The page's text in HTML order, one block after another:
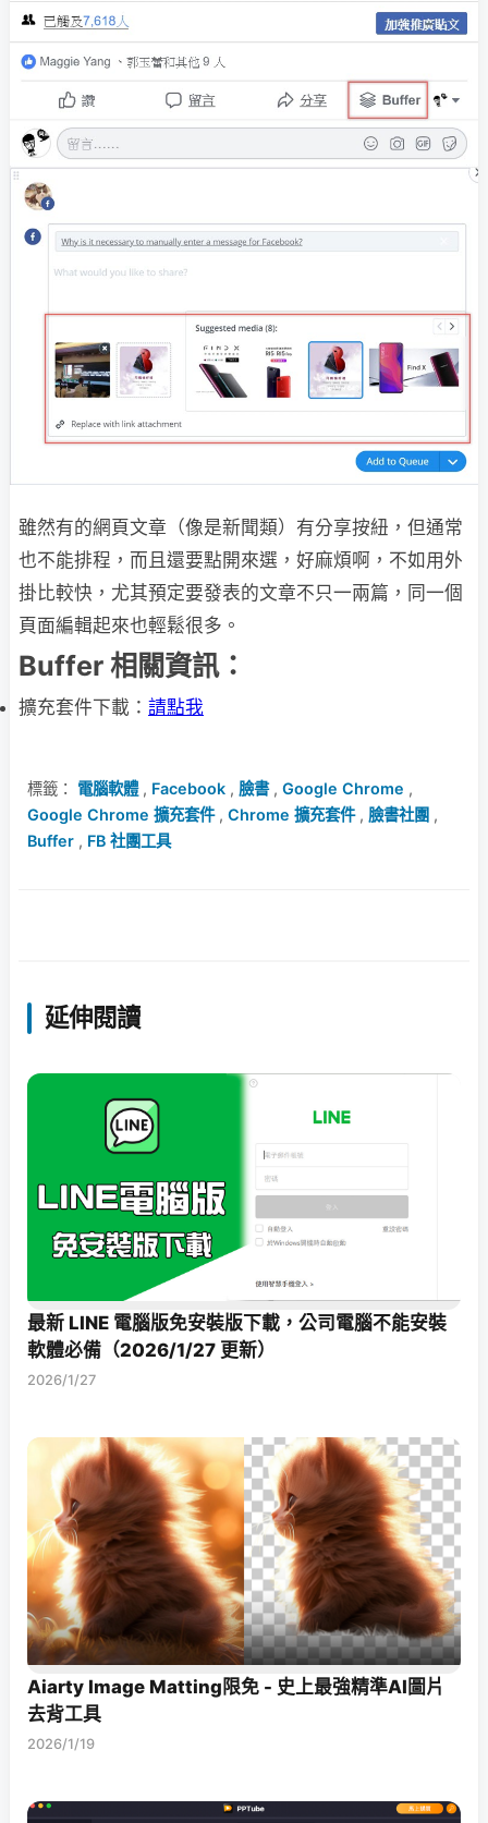
雖然有的網頁文章（像是新聞類）有分享按紐，但通常
也不能排程，而且還要點開來選，好麻煩啊，不如用外
掛比較快，尤其預定要發表的文章不只一兩篇，同一個
頁面編輯起來也輕鬆很多。
Buffer 相關資訊：
擴充套件下載： 請點我
標籤： 電腦軟體, Facebook , 臉書, Google Chrome ,
Google Chrome 擴充套件, Chrome 擴充套件, 臉書社團 ,
Buffer , FB 社團工具
延伸閱讀
最新 LINE 電腦版免安裝版下載，公司電腦不能安裝
軟體必備（2026/1/27 更新）
2026/1/27
Aiarty Image Matting限免 - 史上最強精準AI圖片
去背工具
2026/1/19